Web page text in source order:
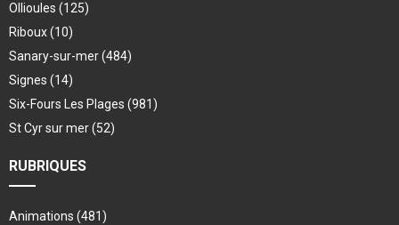
Ollioules (125)
Riboux(10)
Sanary-sur-mer(484)
Signes (14)
Six-Fours Les Plages (981)
St Cyr sur mer(52)
RUBRIQUES
Animations (481)